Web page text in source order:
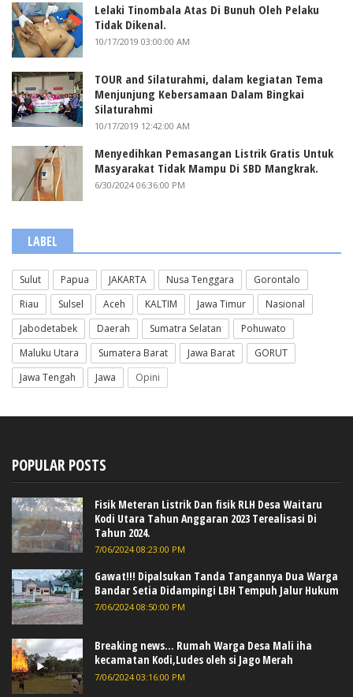
Lelaki Tinombala Atas Di Bunuh Oleh Pelaku
Tidak Dikenal.
10/17/2019 03:00:00 AM
TOUR and Silaturahmi, dalam kegiatan Tema
Menjunjung Kebersamaan Dalam Bingkai
Silaturahmi
10/17/2019 12:42:00 AM
Menyedihkan Pemasangan Listrik Gratis Untuk
Masyarakat Tidak Mampu Di SBD Mangkrak.
6/30/2024 06:36:00 PM
LABEL
Sulut Papua JAKARTA Nusa Tenggara
Gorontalo
Riau
Sulsel Aceh KALTIM Jawa Timur
Nasional
Jabodetabek
Daerah Sumatra Selatan
Pohuwato
Maluku Utara
Sumatera Barat Jawa Barat
GORUT
Jawa Tengah
Jawa Opini
POPULAR POSTS
Fisik Meteran Listrik Dan fisik RLH Desa Waitaru
Kodi Utara Tahun Anggaran 2023 Terealisasi Di
Tahun 2024.
7/06/2024 08:23:00 PM
Gawat!!! Dipalsukan Tanda Tangannya Dua Warga
Bandar Setia Didampingi LBH Tempuh Jalur Hukum
7/06/2024 08:50:00 PM
Breaking news... Rumah Warga Desa Mali iha
kecamatan Kodi,Ludes oleh si Jago Merah
7/06/2024 03:16:00 PM